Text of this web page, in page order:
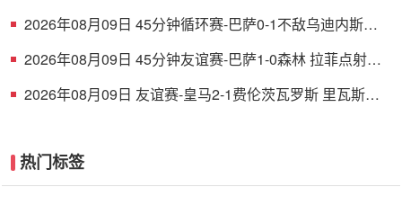
2026年08月09日 45分钟循环赛-巴萨0-1不敌乌迪内斯无
2026年08月09日 45分钟友谊赛-巴萨1-0森林 拉菲点射费
2026年08月09日 友谊赛-皇马2-1费伦茨瓦罗斯 里瓦斯建
热门标签